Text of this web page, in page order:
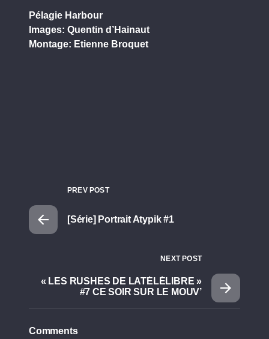
Pélagie Harbour
Images: Quentin d’Hainaut
Montage: Etienne Broquet
PREV POST
[Série] Portrait Atypik #1
NEXT POST
« LES RUSHES DE LATÉLÉLIBRE »
#7 CE SOIR SUR LE MOUV’
Comments